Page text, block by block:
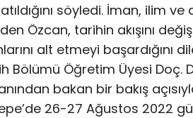
söyledi. İman, ilim ve
Özcan, tarihin akışını
alt etmeyi başardığını
Bölümü Öğretim Üyesi Doç.
bakan bir bakış
26-27 Ağustos 2022